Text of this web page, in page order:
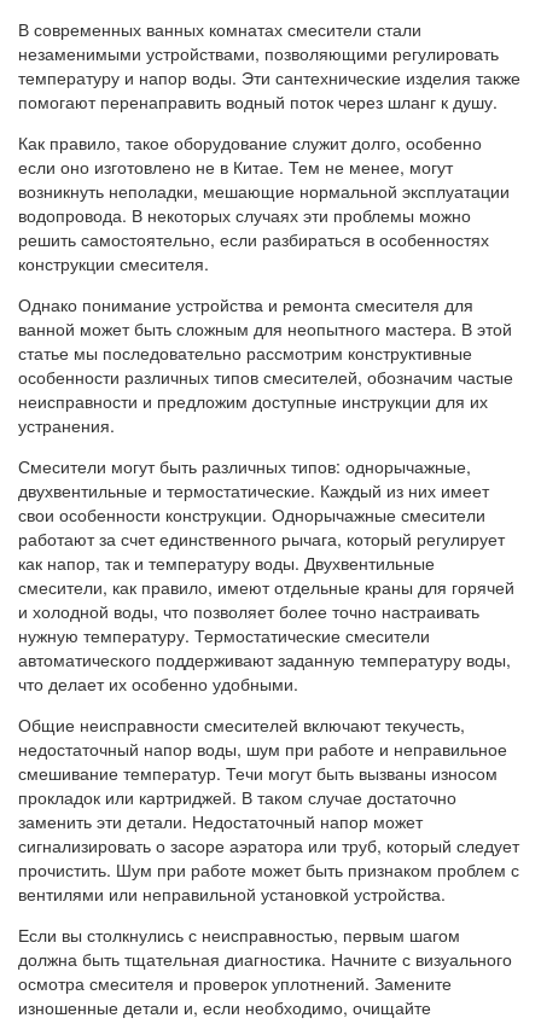
В современных ванных комнатах смесители стали
незаменимыми устройствами, позволяющими регулировать
температуру и напор воды. Эти сантехнические изделия также
помогают перенаправить водный поток через шланг к душу.
Как правило, такое оборудование служит долго, особенно
если оно изготовлено не в Китае. Тем не менее, могут
возникнуть неполадки, мешающие нормальной эксплуатации
водопровода. В некоторых случаях эти проблемы можно
решить самостоятельно, если разбираться в особенностях
конструкции смесителя.
Однако понимание устройства и ремонта смесителя для
ванной может быть сложным для неопытного мастера. В этой
статье мы последовательно рассмотрим конструктивные
особенности различных типов смесителей, обозначим частые
неисправности и предложим доступные инструкции для их
устранения.
Смесители могут быть различных типов: однорычажные,
двухвентильные и термостатические. Каждый из них имеет
свои особенности конструкции. Однорычажные смесители
работают за счет единственного рычага, который регулирует
как напор, так и температуру воды. Двухвентильные
смесители, как правило, имеют отдельные краны для горячей
и холодной воды, что позволяет более точно настраивать
нужную температуру. Термостатические смесители
автоматического поддерживают заданную температуру воды,
что делает их особенно удобными.
Общие неисправности смесителей включают текучесть,
недостаточный напор воды, шум при работе и неправильное
смешивание температур. Течи могут быть вызваны износом
прокладок или картриджей. В таком случае достаточно
заменить эти детали. Недостаточный напор может
сигнализировать о засоре аэратора или труб, который следует
прочистить. Шум при работе может быть признаком проблем с
вентилями или неправильной установкой устройства.
Если вы столкнулись с неисправностью, первым шагом
должна быть тщательная диагностика. Начните с визуального
осмотра смесителя и проверок уплотнений. Замените
изношенные детали и, если необходимо, очищайте